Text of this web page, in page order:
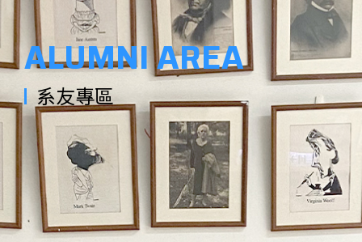
ALUMNI AREA
系友專區